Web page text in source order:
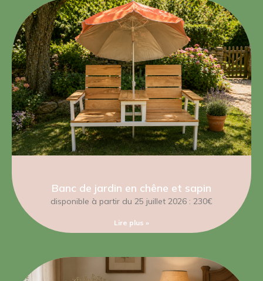
Banc de jardin en chêne et sapin
disponible à partir du 25 juillet 2026 : 230€
Lire plus »